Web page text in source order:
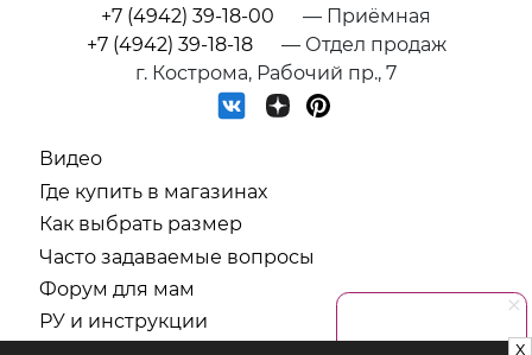
+7 (4942) 39-18-00
— Приёмная
+7 (4942) 39-18-18
— Отдел продаж
г. Кострома, Рабочий пр., 7
Видео
Где купить в магазинах
Как выбрать размер
Часто задаваемые вопросы
Форум для мам
РУ и инструкции
x